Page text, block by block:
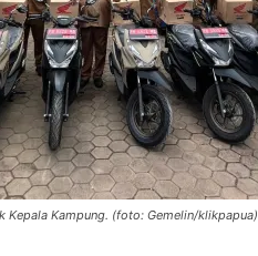
Kepala Kampung. (foto: Gemelin/klikpapua)